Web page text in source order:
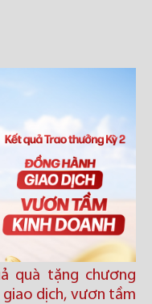
quà tặng chương
dịch, vươn tầm